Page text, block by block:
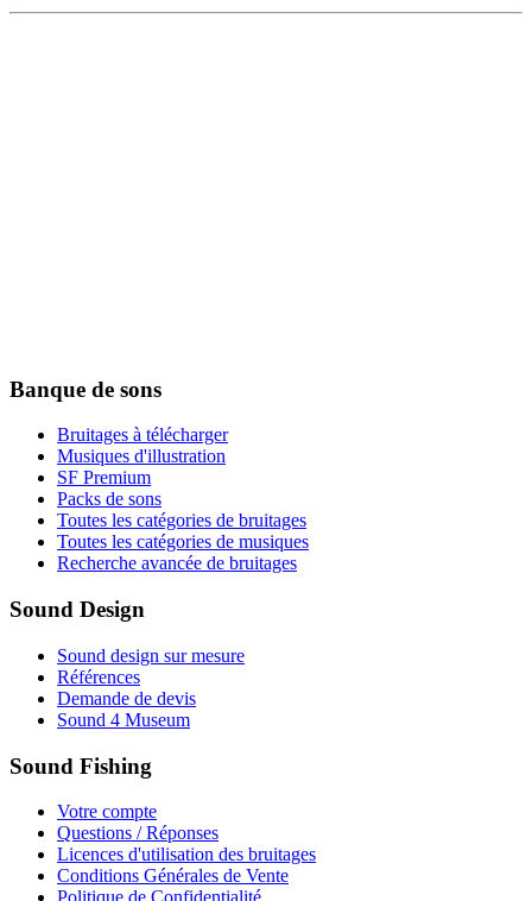
Banque de sons
Bruitages à télécharger
Musiques d'illustration
SF Premium
Packs de sons
Toutes les catégories de bruitages
Toutes les catégories de musiques
Recherche avancée de bruitages
Sound Design
Sound design sur mesure
Références
Demande de devis
Sound 4 Museum
Sound Fishing
Votre compte
Questions / Réponses
Licences d'utilisation des bruitages
Conditions Générales de Vente